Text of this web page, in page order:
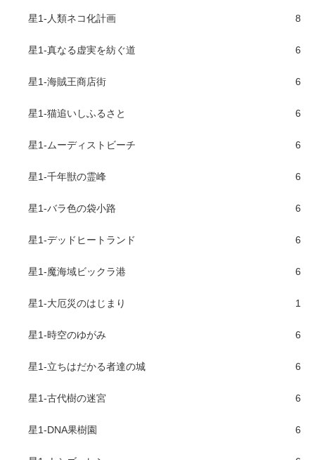
星1-人類ネコ化計画 8
星1-真なる虚実を紡ぐ道 6
星1-海賊王商店街 6
星1-猫追いしふるさと 6
星1-ムーディストビーチ 6
星1-千年獣の霊峰 6
星1-バラ色の袋小路 6
星1-デッドヒートランド 6
星1-魔海域ビックラ港 6
星1-大厄災のはじまり 1
星1-時空のゆがみ 6
星1-立ちはだかる者達の城 6
星1-古代樹の迷宮 6
星1-DNA果樹園 6